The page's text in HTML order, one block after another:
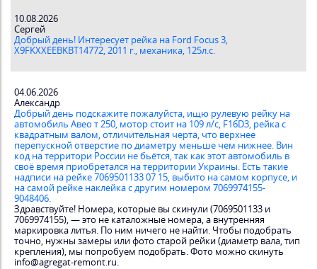
10.08.2026
Сергей
Добрый день! Интересует рейка на Ford Focus 3,
X9FKXXEEBKBT14772, 2011 г., механика, 125л.с.
04.06.2026
Александр
Добрый день подскажите пожалуйста, ищю рулевую рейку на
автомобиль Авео т 250, мотор стоит на 109 л/с, F16D3, рейка с
квадратным валом, отличительная черта, что верхнее
перепускной отверстие по диаметру меньше чем нижнее. Вин
код на территори России не бьётся, так как этот автомобиль в
своё время приобретался на территории Украины. Есть такие
надписи на рейке 7069501133 07 15, выбито на самом корпусе, и
на самой рейке наклейка с другим номером 7069974155-
9048406.
Здравствуйте! Номера, которые вы скинули (7069501133 и
7069974155), — это не каталожные номера, а внутренняя
маркировка литья. По ним ничего не найти. Чтобы подобрать
точно, нужны замеры или фото старой рейки (диаметр вала, тип
крепления), мы попробуем подобрать. Фото можно скинуть
info@agregat-remont.ru.